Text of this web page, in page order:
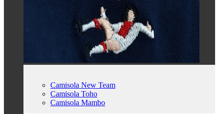
Camisola New Team
Camisola Toho
Camisola Mambo